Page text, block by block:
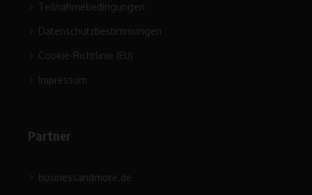
Teilnahmebedingungen
Datenschutzbestimmungen
Cookie-Richtlinie (EU)
Impressum
Partner
businessandmore.de